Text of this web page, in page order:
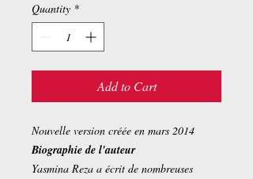
Quantity *
Add to Cart
Nouvelle version créée en mars 2014
Biographie de l'auteur
Yasmina Reza a écrit de nombreuses